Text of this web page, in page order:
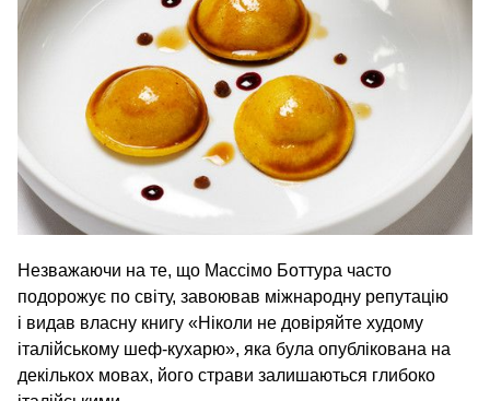
Незважаючи на те, що Массімо Боттура часто
подорожує по світу, завоював міжнародну репутацію
і видав власну книгу «Ніколи не довіряйте худому
італійському шеф-кухарю», яка була опублікована на
декількох мовах, його страви залишаються глибоко